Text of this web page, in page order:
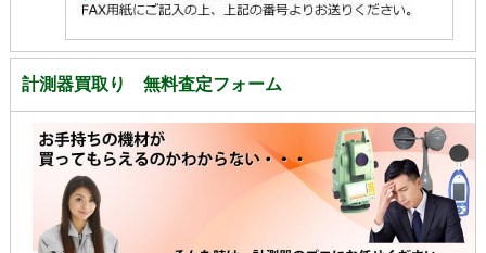
計測器買取り 無料査定フォーム